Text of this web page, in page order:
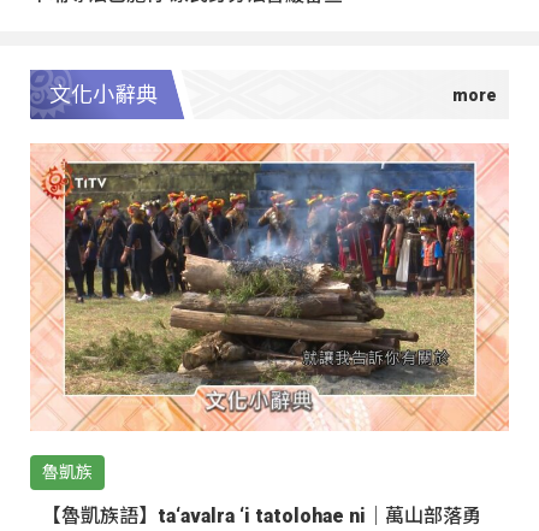
文化小辭典
魯凱族
【魯凱族語】ta‘avalra ‘i tatolohae ni｜萬山部落勇